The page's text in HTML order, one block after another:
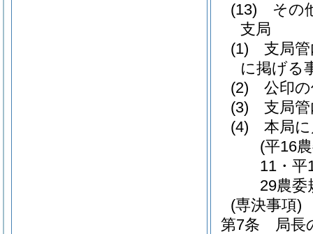
(13) その
支局
(1) 支局管
に掲げる
(2) 公印の
(3) 支局管
(4) 本局に
(平16
11・平
29農委
(専決事項)
第7条
局長